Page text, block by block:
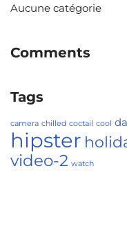
Aucune catégorie
Comments
Tags
camera chilled coctail cool
hipster
video-2 watch